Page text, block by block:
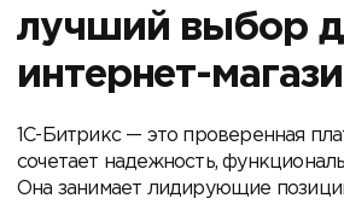
лучший выбор
интернет-
1С-Битрикс — это проверенная
сочетает надежность,
Она занимает лидирующие